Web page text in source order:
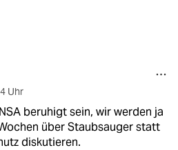
Uhr
beruhigt sein, wir werden ja
über Staubsauger statt
diskutieren.